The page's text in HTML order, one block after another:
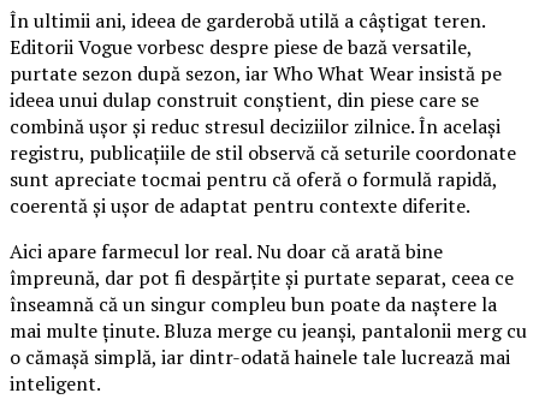
În ultimii ani, ideea de garderobă utilă a câștigat teren.
Editorii Vogue vorbesc despre piese de bază versatile,
purtate sezon după sezon, iar Who What Wear insistă pe
ideea unui dulap construit conștient, din piese care se
combină ușor și reduc stresul deciziilor zilnice. În același
registru, publicațiile de stil observă că seturile coordonate
sunt apreciate tocmai pentru că oferă o formulă rapidă,
coerentă și ușor de adaptat pentru contexte diferite.
Aici apare farmecul lor real. Nu doar că arată bine
împreună, dar pot fi despărțite și purtate separat, ceea ce
înseamnă că un singur compleu bun poate da naștere la
mai multe ținute. Bluza merge cu jeanși, pantalonii merg cu
o cămașă simplă, iar dintr-odată hainele tale lucrează mai
inteligent.